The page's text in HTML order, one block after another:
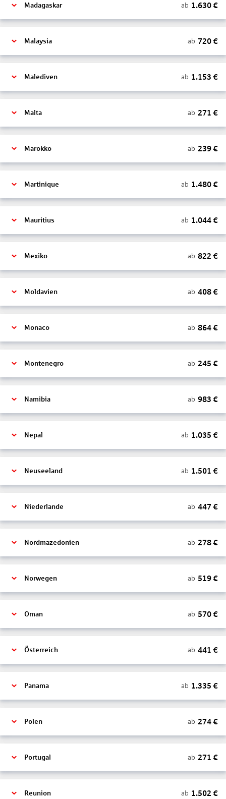
Madagaskar ab 1.630€
Malaysia ab 720€
Malediven ab 1.153 €
Malta ab 271 €
Marokko ab 239€
Martinique ab 1.480€
Mauritius ab 1.044€
Mexiko ab 822 €
Moldavien ab 408€
Monaco ab 864€
Montenegro ab 245 €
Namibia ab 983 €
Nepal ab 1.035 €
Neuseeland ab 1.501 €
Niederlande ab 447 €
Nordmazedonien ab 278€
Norwegen ab 519€
Oman ab 570€
Österreich ab 441 €
Panama ab 1.335 €
Polen ab 274€
Portugal ab 271 €
Reunion ab 1.502 €